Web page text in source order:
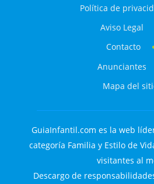
Política de
Aviso Legal
Contacto
Anunciantes
Mapa del
GuiaInfantil.com es la web
categoría Familia y Estilo de
visitantes al
Descargo de